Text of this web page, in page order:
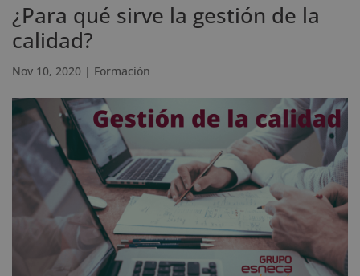
¿Para qué sirve la gestión de la
calidad?
Nov 10, 2020 | Formación